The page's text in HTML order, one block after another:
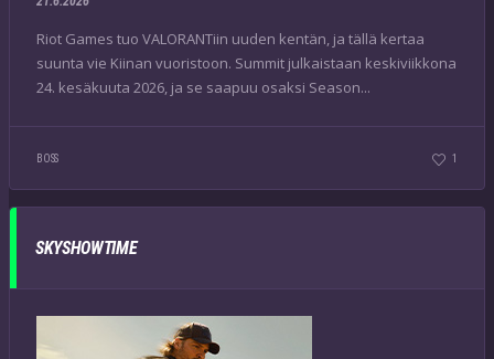
Riot Games tuo VALORANTiin uuden kentän, ja tällä kertaa
suunta vie Kiinan vuoristoon. Summit julkaistaan keskiviikkona
24. kesäkuuta 2026, ja se saapuu osaksi Season...
BOSS 1
SKYSHOWTIME